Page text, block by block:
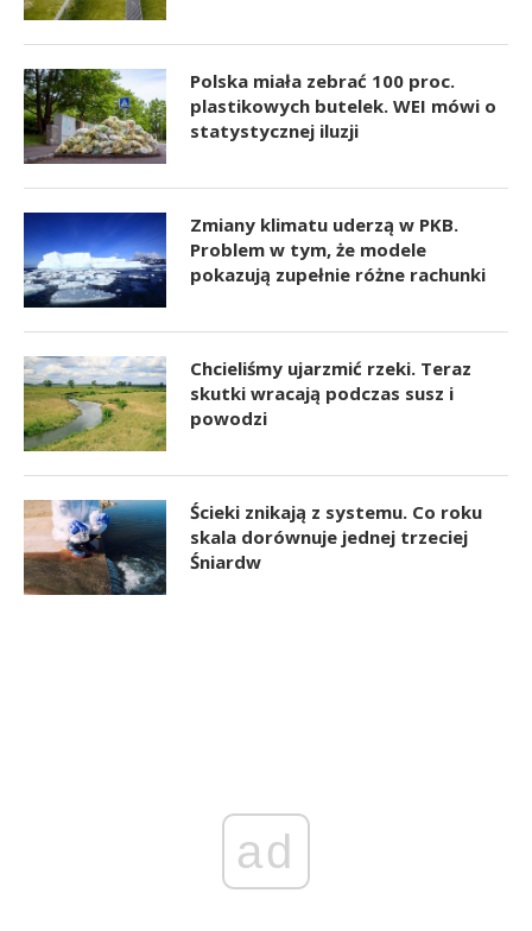
Polska miała zebrać 100 proc.
plastikowych butelek. WEI mówi o
statystycznej iluzji
Zmiany klimatu uderzą w PKB.
Problem w tym, że modele
pokazują zupełnie różne rachunki
Chcieliśmy ujarzmić rzeki. Teraz
skutki wracają podczas susz i
powodzi
Ścieki znikają z systemu. Co roku
skala dorównuje jednej trzeciej
Śniardw
ad